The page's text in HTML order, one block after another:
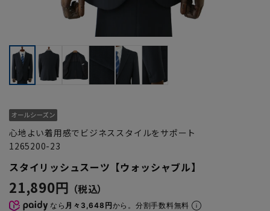
心地よい着用感でビジネススタイルをサポート
1265200-23
スタイリッシュスーツ【ウォッシャブル】
21,890円
なら 月々3,648円から。分割手数料無料